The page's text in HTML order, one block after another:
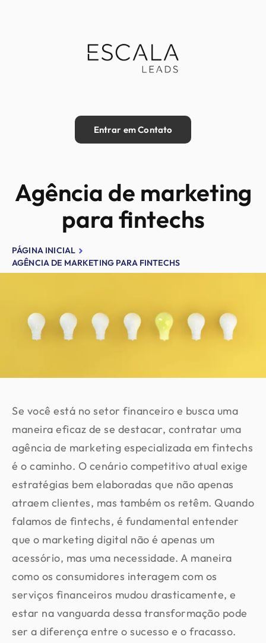
Entrar em Contato
Agência de marketing
para fintechs
PÁGINA INICIAL
AGÊNCIA DE MARKETING PARA FINTECHS
Se você está no setor financeiro e busca uma
maneira eficaz de se destacar, contratar uma
agência de marketing especializada em fintechs
é o caminho. O cenário competitivo atual exige
estratégias bem elaboradas que não apenas
atraem clientes, mas também os retêm. Quando
falamos de fintechs, é fundamental entender
que o marketing digital não é apenas um
acessório, mas uma necessidade. A maneira
como os consumidores interagem com os
serviços financeiros mudou drasticamente, e
estar na vanguarda dessa transformação pode
ser a diferença entre o sucesso e o fracasso.